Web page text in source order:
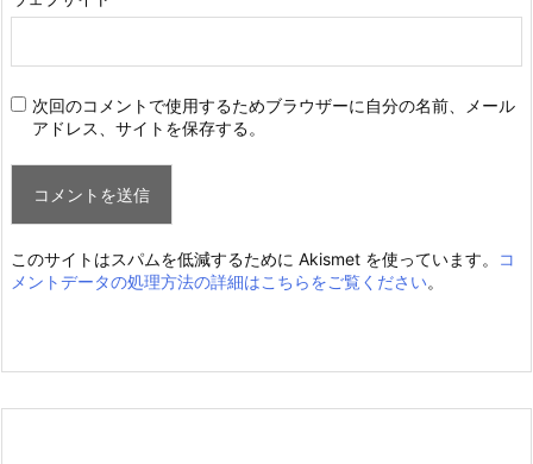
次回のコメントで使用するためブラウザーに自分の名前、メール
アドレス、サイトを保存する。
このサイトはスパムを低減するために Akismet を使っています。
コ
メントデータの処理方法の詳細はこちらをご覧ください。